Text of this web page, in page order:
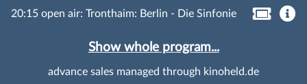
20:15 open air: Tronthaim: Berlin - Die Sinfonie
Show whole program...
advance sales managed through kinoheld.de